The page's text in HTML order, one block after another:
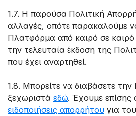
1.7. Η παρούσα Πολιτική
αλλαγές, οπότε παρακαλούμε
Πλατφόρμα από καιρό σε καιρό
την τελευταία έκδοση της
που έχει αναρτηθεί.
1.8. Μπορείτε να διαβάσετε την
ξεχωριστά εδώ. Έχουμε επίσης
ειδοποιήσεις απορρήτου για